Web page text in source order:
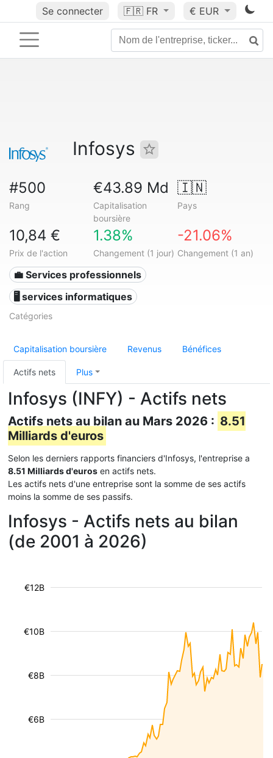
Se connecter 🇫🇷 FR € EUR
Infosys
#500
Rang
€43.89 Md
Capitalisation
boursière
🇮🇳
Pays
10,84 €
Prix de l'action
1.38%
Changement (1 jour)
-21.06%
Changement (1 an)
💼 Services professionnels
🖥️ services informatiques
Catégories
Capitalisation boursière Revenus Bénéfices
Actifs nets Plus
Infosys (INFY) - Actifs nets
Actifs nets au bilan au Mars 2026 : 8.51
Milliards d'euros
Selon les derniers rapports financiers d'Infosys, l'entreprise a
8.51 Milliards d'euros en actifs nets.
Les actifs nets d'une entreprise sont la somme de ses actifs
moins la somme de ses passifs.
Infosys - Actifs nets au bilan
(de 2001 à 2026)
€6B
€8B
€10B
€12B